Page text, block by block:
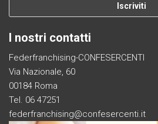
I nostri contatti
Federfranchising-CONFESERCENTI
Via Nazionale, 60
00184 Roma
Tel. 06 47251
federfranchising@confesercenti.it